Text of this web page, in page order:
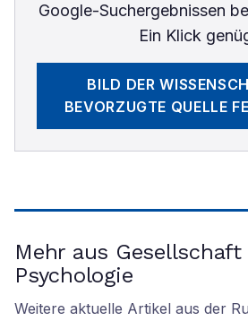
Google-Suchergebnissen
Ein Klick
BILD DER
BEVORZUGTE QUELLE
Mehr aus Gesellschaft
Psychologie
Weitere aktuelle Artikel aus der